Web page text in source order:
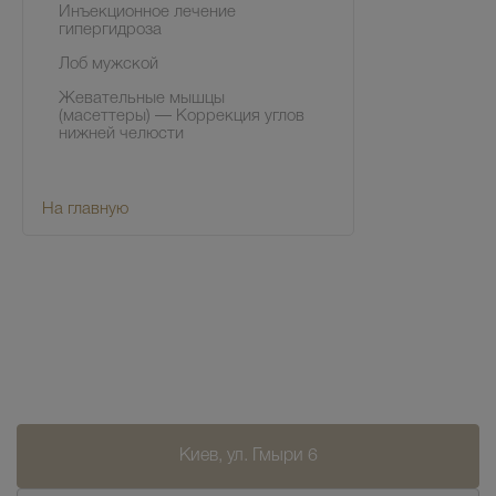
Инъекционное лечение
гипергидроза
Лоб мужской
Жевательные мышцы
(масеттеры) — Коррекция углов
нижней челюсти
На главную
Киев, ул. Гмыри 6